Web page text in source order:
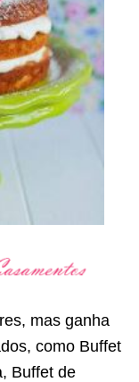
mas ganha
como Buffet
Buffet de